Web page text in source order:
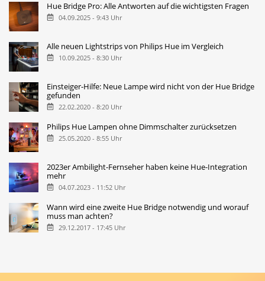
Hue Bridge Pro: Alle Antworten auf die wichtigsten Fragen
04.09.2025 - 9:43 Uhr
Alle neuen Lightstrips von Philips Hue im Vergleich
10.09.2025 - 8:30 Uhr
Einsteiger-Hilfe: Neue Lampe wird nicht von der Hue Bridge
gefunden
22.02.2020 - 8:20 Uhr
Philips Hue Lampen ohne Dimmschalter zurücksetzen
25.05.2020 - 8:55 Uhr
2023er Ambilight-Fernseher haben keine Hue-Integration
mehr
04.07.2023 - 11:52 Uhr
Wann wird eine zweite Hue Bridge notwendig und worauf
muss man achten?
29.12.2017 - 17:45 Uhr